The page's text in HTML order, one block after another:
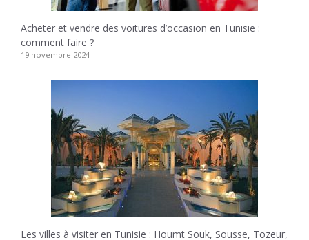
Acheter et vendre des voitures d’occasion en Tunisie :
comment faire ?
19 novembre 2024
Les villes à visiter en Tunisie : Houmt Souk, Sousse, Tozeur,